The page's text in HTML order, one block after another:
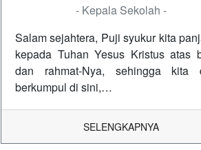
- Kepala Sekolah -
Salam sejahtera, Puji syukur kita
kepada Tuhan Yesus Kristus atas
dan rahmat-Nya, sehingga kita
berkumpul di sini,…
SELENGKAPNYA